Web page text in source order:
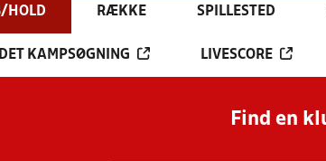
HOLD RÆKKE SPILLESTED
KAMPSØGNING LIVESCORE
Find en